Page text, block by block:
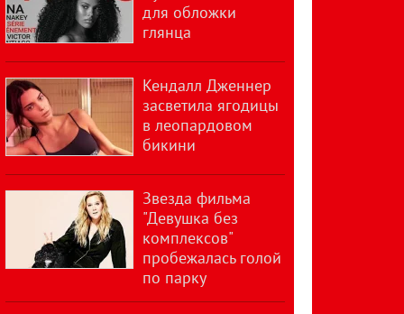
для обложки
глянца
Кендалл Дженнер
засветила ягодицы
в леопардовом
бикини
Звезда фильма
"Девушка без
комплексов"
пробежалась голой
по парку